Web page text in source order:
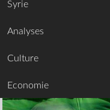
Syrie
Analyses
Culture
Economie